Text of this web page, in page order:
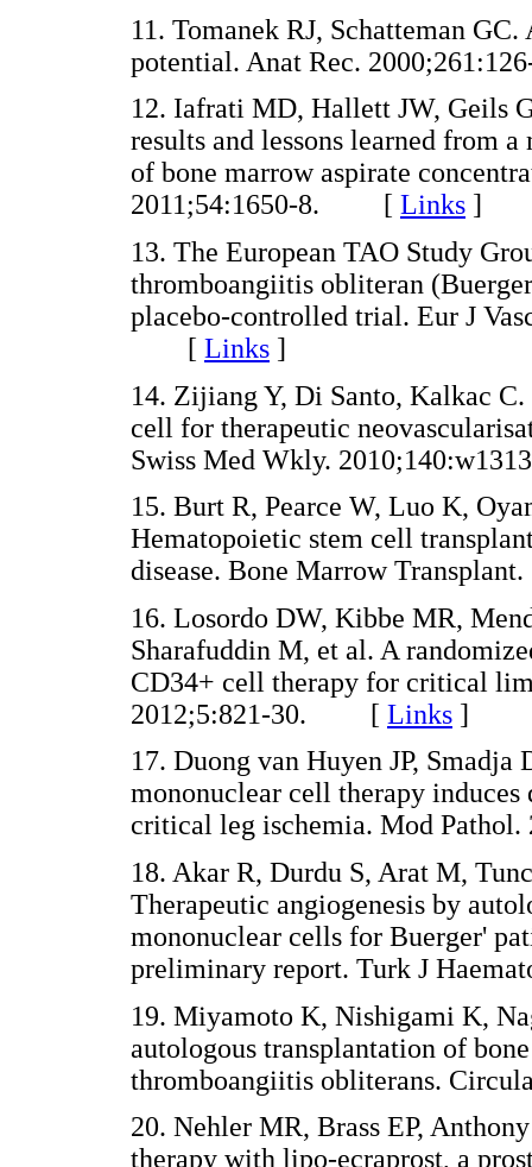
11. Tomanek RJ, Schatteman
potential. Anat Rec.
12. Iafrati MD, Hallett JW, Geils
results and lessons learned from
of bone marrow aspirate
2011;54:1650-8. [ Links ]
13. The European TAO Study
thromboangiitis obliteran
placebo-controlled trial. Eur J
[ Links ]
14. Zijiang Y, Di Santo, Kalkac
cell for therapeutic
Swiss Med Wkly.
15. Burt R, Pearce W, Luo K,
Hematopoietic stem cell
disease. Bone Marrow
16. Losordo DW, Kibbe MR,
Sharafuddin M, et al. A
CD34+ cell therapy for critical
2012;5:821-30. [ Links ]
17. Duong van Huyen JP,
mononuclear cell therapy
critical leg ischemia. Mod
18. Akar R, Durdu S, Arat M,
Therapeutic angiogenesis by
mononuclear cells for Buerger'
preliminary report. Turk J
19. Miyamoto K, Nishigami K,
autologous transplantation of
thromboangiitis obliterans.
20. Nehler MR, Brass EP,
therapy with lipo-ecraprost, a